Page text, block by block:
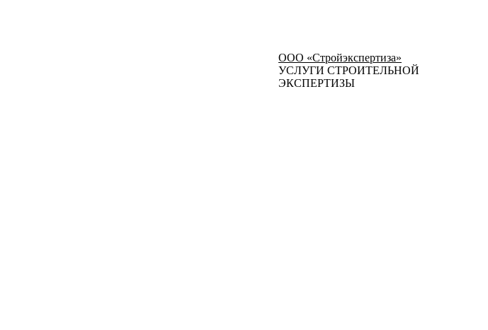
ООО «Стройэкспертиза»
УСЛУГИ СТРОИТЕЛЬНОЙ
ЭКСПЕРТИЗЫ